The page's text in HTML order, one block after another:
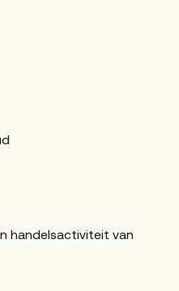
handelsactiviteit van